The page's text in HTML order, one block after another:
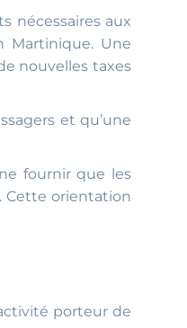
nécessaires aux
Martinique. Une
nouvelles taxes
et qu’une
fournir que les
Cette orientation
porteur de